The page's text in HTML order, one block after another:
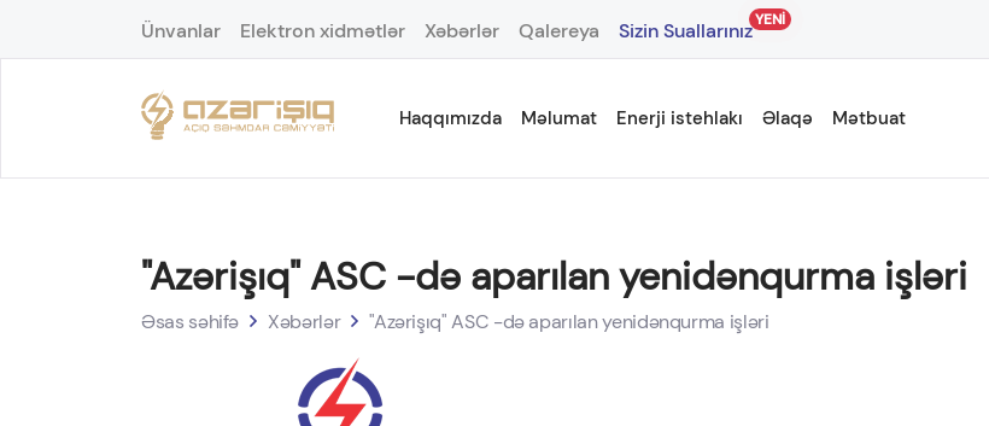
Ünvanlar Elektron xidmətlər Xəbərlər Qalereya Sizin SuallarınızYENİ
Haqqımızda Məlumat Enerji istehlakı Əlaqə Mətbuat
"Azərişıq" ASC -də aparılan yenidənqurma işləri
Əsas səhifə Xəbərlər "Azərişıq" ASC -də aparılan yenidənqurma işləri